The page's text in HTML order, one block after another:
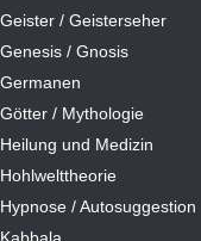
Geister / Geisterseher
Genesis / Gnosis
Germanen
Götter / Mythologie
Heilung und Medizin
Hohlwelttheorie
Hypnose / Autosuggestion